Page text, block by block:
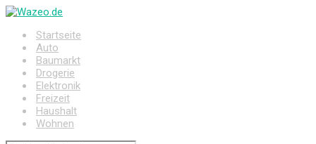
Zum
springenStartseite
Auto
Baumarkt
Drogerie
Elektronik
Freizeit
Haushalt
Wohnen